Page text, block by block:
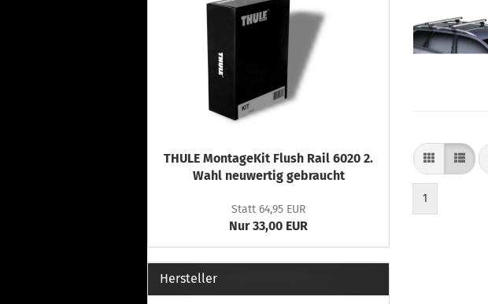
1
THULE MontageKit Flush Rail 6020 2.
Wahl neuwertig gebraucht
Statt 64,95 EUR
Nur 33,00 EUR
Hersteller